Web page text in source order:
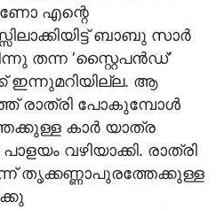
എന്റെ
ബാബു സാര്‍
തന്ന ‘സ്റ്റൈപന്‍ഡ്’
ആ
രാത്രി പോകുമ്പോള്‍
കാര്‍ യാത്ര
വഴിയാക്കി. രാത്രി
തൃക്കണ്ണാപുരത്തേക്കുള്ള